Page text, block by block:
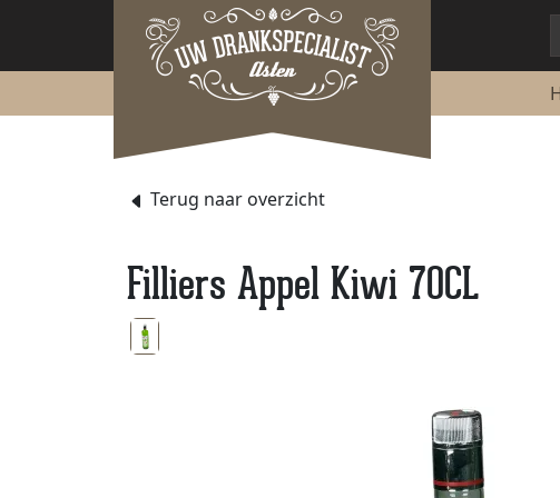
Terug naar overzicht
Filliers Appel Kiwi 70CL